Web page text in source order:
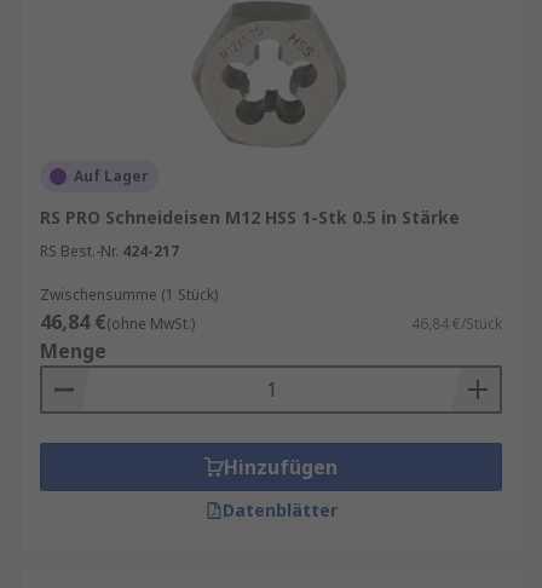
Auf Lager
RS PRO Schneideisen M12 HSS 1-Stk 0.5 in Stärke
RS Best.-Nr. 424-217
Zwischensumme (1 Stück)
46,84 €(ohne MwSt.) 46,84 €/Stück
Menge
Hinzufügen
Datenblätter